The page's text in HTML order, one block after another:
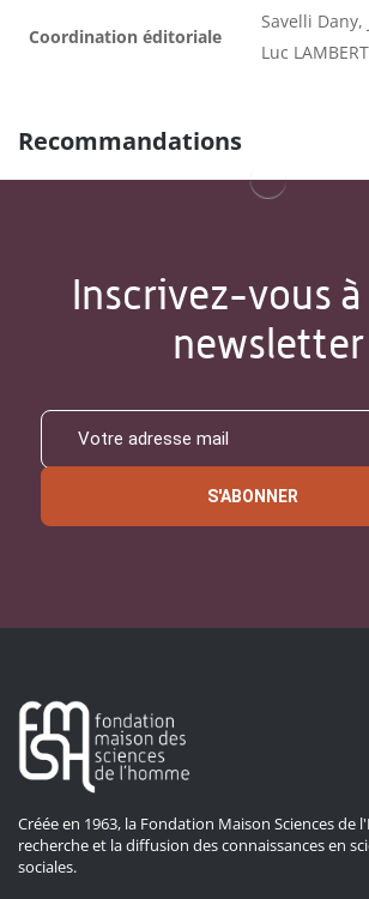
Coordination éditoriale
Savelli Dany,
Luc
Recommandations
Inscrivez-vous
newsletter
S'ABONNER
Créée en 1963, la Fondation Maison Sciences
recherche et la diffusion des connaissances en
sociales.